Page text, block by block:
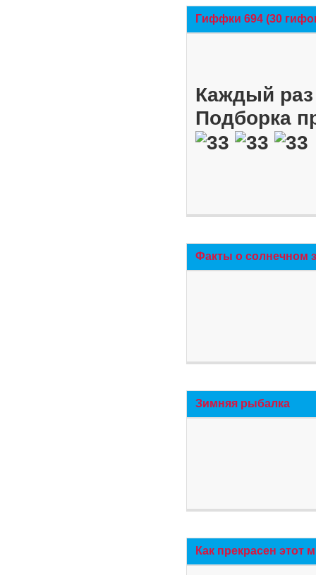
Гиффки 694 (30
Каждый
Подборка
Факты о солнечном
Зимняя рыбалка
Как прекрасен этот